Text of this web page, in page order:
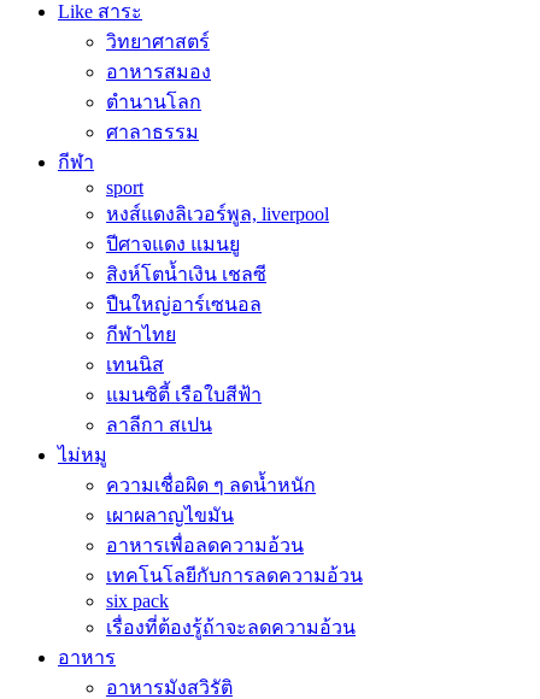
Like สาระ
วิทยาศาสตร์
อาหารสมอง
ตำนานโลก
ศาลาธรรม
กีฬา
sport
หงส์แดงลิเวอร์พูล, liverpool
ปีศาจแดง แมนยู
สิงห์โตน้ำเงิน เชลซี
ปืนใหญ่อาร์เซนอล
กีฬาไทย
เทนนิส
แมนซิตี้ เรือใบสีฟ้า
ลาลีกา สเปน
ไม่หมู
ความเชื่อผิด ๆ ลดน้ำหนัก
เผาผลาญไขมัน
อาหารเพื่อลดความอ้วน
เทคโนโลยีกับการลดความอ้วน
six pack
เรื่องที่ต้องรู้ถ้าจะลดความอ้วน
อาหาร
อาหารมังสวิรัติ